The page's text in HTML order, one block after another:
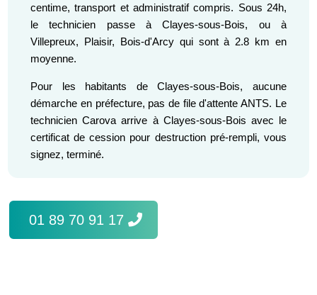
centime, transport et administratif compris. Sous 24h,
le technicien passe à Clayes-sous-Bois, ou à
Villepreux, Plaisir, Bois-d'Arcy qui sont à 2.8 km en
moyenne.
Pour les habitants de Clayes-sous-Bois, aucune
démarche en préfecture, pas de file d'attente ANTS. Le
technicien Carova arrive à Clayes-sous-Bois avec le
certificat de cession pour destruction pré-rempli, vous
signez, terminé.
01 89 70 91 17